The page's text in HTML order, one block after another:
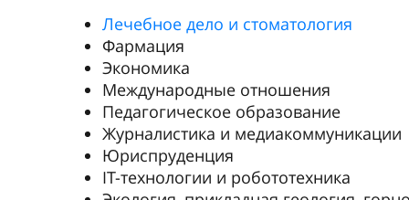
Фармация
Магистратура
Экология и природопользование
Экономика
Математика
Физика
Материаловедение и технологии